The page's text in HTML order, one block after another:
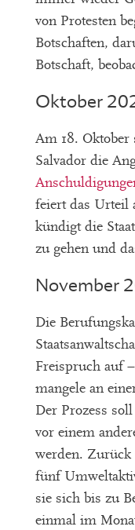
von Protesten
Botschaften,
Botschaft,
Oktober
Am 18.
Salvador die
feiert das Urteil
kündigt die
zu gehen und
November
Die
Freispruch auf –
mangele an
Der Prozess
vor einem
werden. Zurück
fünf
sie sich bis zu
einmal im